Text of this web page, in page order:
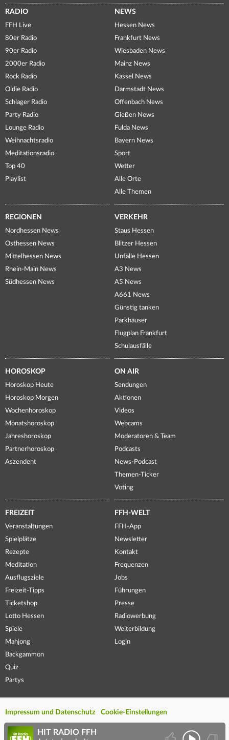
RADIO
FFH Live
80er Radio
90er Radio
2000er Radio
Rock Radio
Oldie Radio
Schlager Radio
Party Radio
Lounge Radio
Weihnachtsradio
Meditationsradio
Top 40
Playlist
NEWS
Hessen News
Frankfurt News
Wiesbaden News
Mainz News
Kassel News
Darmstadt News
Offenbach News
Gießen News
Fulda News
Bayern News
Sport
Wetter
Alle Orte
Alle Themen
REGIONEN
Nordhessen News
Osthessen News
Mittelhessen News
Rhein-Main News
Südhessen News
VERKEHR
Staus Hessen
Blitzer Hessen
Unfälle Hessen
A3 News
A5 News
A661 News
Günstig tanken
Parkhäuser
Flugplan Frankfurt
Schulausfälle
HOROSKOP
Horoskop Heute
Horoskop Morgen
Wochenhoroskop
Monatshoroskop
Jahreshoroskop
Partnerhoroskop
Aszendent
ON AIR
Sendungen
Aktionen
Videos
Webcams
Moderatoren & Team
Podcasts
News-Podcast
Themen-Ticker
Voting
FREIZEIT
Veranstaltungen
Spielplätze
Rezepte
Meditation
Ausflugsziele
Freizeit-Tipps
Ticketshop
Lotto Hessen
Spiele
Mahjong
Backgammon
Quiz
Partys
FFH-WELT
FFH-App
Newsletter
Kontakt
Frequenzen
Jobs
Führungen
Presse
Radiowerbung
Weiterbildung
Login
Impressum und Datenschutz Cookie-Einstellungen
HIT RADIO FFH